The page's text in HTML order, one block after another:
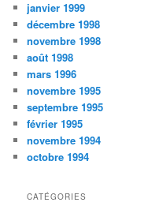
janvier 1999
décembre 1998
novembre 1998
août 1998
mars 1996
novembre 1995
septembre 1995
février 1995
novembre 1994
octobre 1994
CATÉGORIES